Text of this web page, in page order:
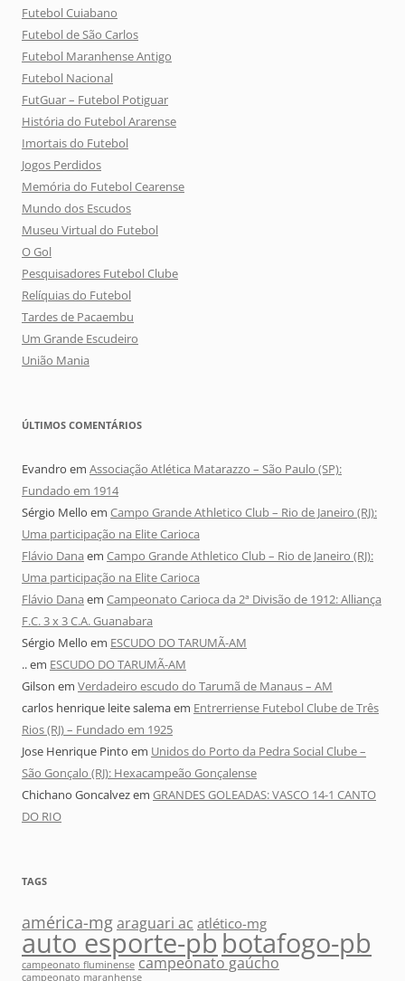
Futebol Cuiabano
Futebol de São Carlos
Futebol Maranhense Antigo
Futebol Nacional
FutGuar – Futebol Potiguar
História do Futebol Ararense
Imortais do Futebol
Jogos Perdidos
Memória do Futebol Cearense
Mundo dos Escudos
Museu Virtual do Futebol
O Gol
Pesquisadores Futebol Clube
Relíquias do Futebol
Tardes de Pacaembu
Um Grande Escudeiro
União Mania
ÚLTIMOS COMENTÁRIOS
Evandro em Associação Atlética Matarazzo – São Paulo (SP):
Fundado em 1914
Sérgio Mello em Campo Grande Athletico Club – Rio de Janeiro (RJ):
Uma participação na Elite Carioca
Flávio Dana em Campo Grande Athletico Club – Rio de Janeiro (RJ):
Uma participação na Elite Carioca
Flávio Dana em Campeonato Carioca da 2ª Divisão de 1912: Alliança
F.C. 3 x 3 C.A. Guanabara
Sérgio Mello em ESCUDO DO TARUMÃ-AM
..em ESCUDO DO TARUMÃ-AM
Gilson em Verdadeiro escudo do Tarumã de Manaus – AM
carlos henrique leite salemaem Entrerriense Futebol Clube de Três
Rios (RJ) – Fundado em 1925
Jose Henrique Pinto em Unidos do Porto da Pedra Social Clube –
São Gonçalo (RJ): Hexacampeão Gonçalense
Chichano Goncalvezem GRANDES GOLEADAS: VASCO 14-1 CANTO
DO RIO
TAGS
américa-mgaraguari ac atlético-mg
auto esporte-pbbotafogo-pb
campeonato fluminense campeonato gaúcho
campeonato maranhense